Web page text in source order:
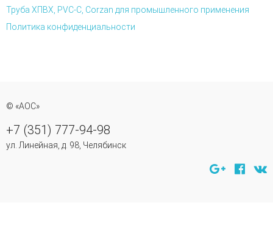
Труба ХПВХ, PVC-C, Corzan для промышленного применения
Политика конфиденциальности
© «АОС»
+7 (351) 777-94-98
ул. Линейная, д. 98, Челябинск